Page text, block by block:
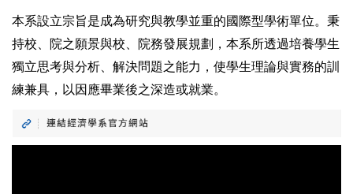
本系設立宗旨是成為研究與教學並重的國際型學術單位。秉
持校、院之願景與校、院務發展規劃，本系所透過培養學生
獨立思考與分析、解決問題之能力，使學生理論與實務的訓
練兼具，以因應畢業後之深造或就業。